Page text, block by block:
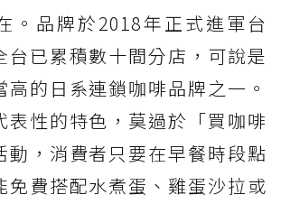
。品牌於2018年正式進軍台
台已累積數十間分店，可說是
高的日系連鎖咖啡品牌之一。
表性的特色，莫過於「買咖啡
動，消費者只要在早餐時段點
免費搭配水煮蛋、雞蛋沙拉或